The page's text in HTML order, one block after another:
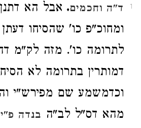
1 ד"ה וחכמים. אבל הא
ומחוכ"פ כו' שהסיחו
לתרומה כו'. מזה לק"מ
דמותרין בתרומה לא
וכדמשמע שם מפירש"י
מהא דס"ל לב"ה בנדה